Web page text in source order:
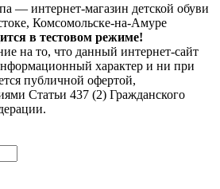
— интернет-магазин детской обуви
Комсомольске-на-Амуре
в тестовом режиме!
на то, что данный интернет-сайт
характер и ни при
публичной офертой,
Статьи 437 (2) Гражданского